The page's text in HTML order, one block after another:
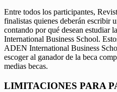
Entre todos los participantes,
finalistas quienes deberán escribir
contando por qué desean estudiar
International Business School.
ADEN International Business
escoger al ganador de la beca
medias becas.
LIMITACIONES PARA